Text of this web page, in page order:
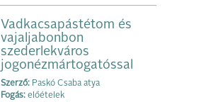
Vadkacsapástétom és
vajaljabonbon
szederlekváros
jogonézmártogatóssal
Szerző: Paskó Csaba atya
Fogás: előételek